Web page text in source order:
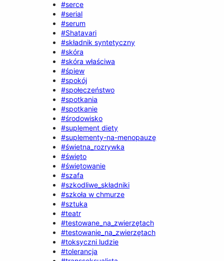
#serce
#serial
#serum
#Shatavari
#składnik syntetyczny
#skóra
#skóra właściwa
#śpiew
#spokój
#społeczeństwo
#spotkania
#spotkanie
#środowisko
#suplement diety
#suplementy-na-menopauzę
#świetna_rozrywka
#święto
#świętowanie
#szafa
#szkodliwe_składniki
#szkoła w chmurze
#sztuka
#teatr
#testowane_na_zwierzętach
#testowanie_na_zwierzętach
#toksyczni ludzie
#tolerancja